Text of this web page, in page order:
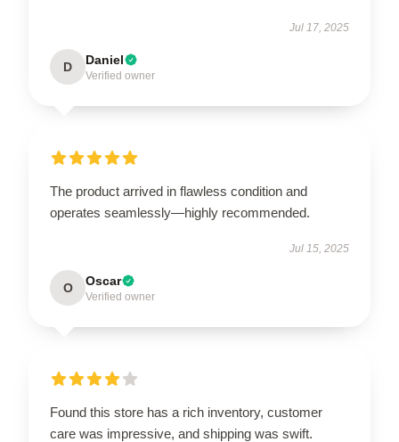
Jul 17, 2025
D Daniel
Verified owner
The product arrived in flawless condition and
operates seamlessly—highly recommended.
Jul 15, 2025
O Oscar
Verified owner
Found this store has a rich inventory, customer
care was impressive, and shipping was swift.